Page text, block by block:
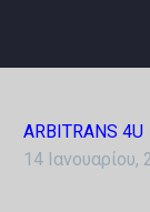
ARBITRANS 4U
14 Ιανουαρίου,